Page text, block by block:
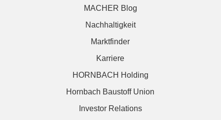
MACHER Blog
Nachhaltigkeit
Marktfinder
Karriere
HORNBACH Holding
Hornbach Baustoff Union
Investor Relations